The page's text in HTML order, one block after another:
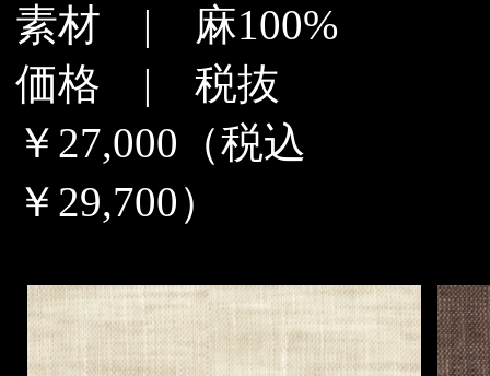
素材 | 麻100%
価格 | 税抜
￥27,000（税込
￥29,700）